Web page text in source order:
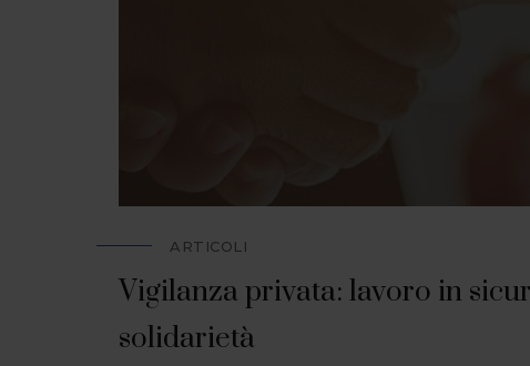
ARTICOLI
Vigilanza privata: lavoro in
solidarietà